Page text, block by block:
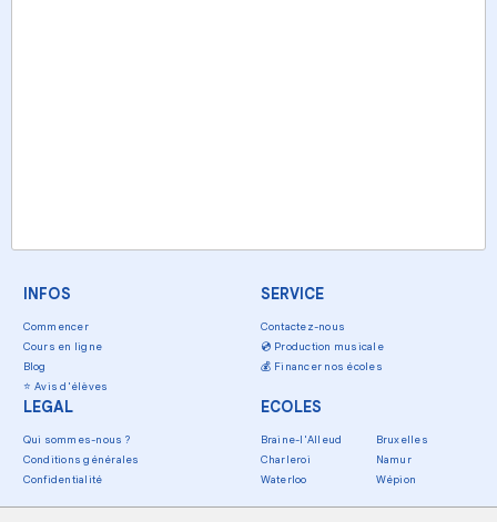
INFOS
Commencer
Cours en ligne
Blog
⭐ Avis d'élèves
SERVICE
Contactez-nous
💿 Production musicale
💰 Financer nos écoles
LEGAL
Qui sommes-nous ?
Conditions générales
Confidentialité
ECOLES
Braine-l'Alleud
Bruxelles
Charleroi
Namur
Waterloo
Wépion